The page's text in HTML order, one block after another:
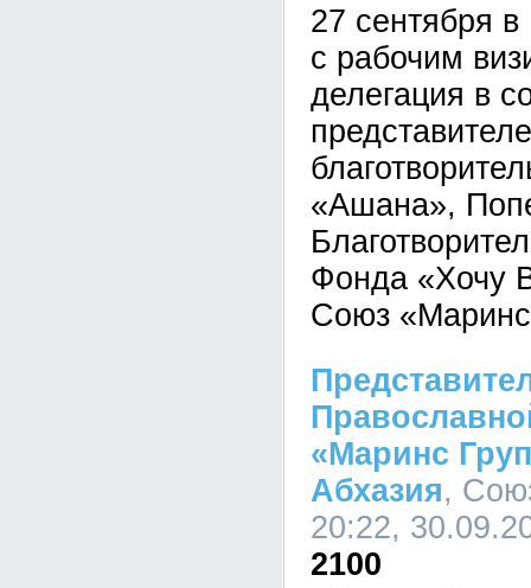
27 сентября
с рабочим
делегация в
«Ашана»,
Фонда «Хочу
Союз
«Маринс
Абхазия,
20:22,
2100